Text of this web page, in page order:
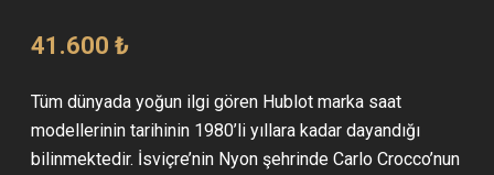
41.600₺
Tüm dünyada yoğun ilgi gören Hublot marka saat
modellerinin tarihinin 1980’li yıllara kadar dayandığı
bilinmektedir. İsviçre’nin Nyon şehrinde Carlo Crocco’nun